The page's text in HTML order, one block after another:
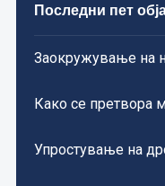
Последни пет
Заокружување на
Како се претвора
Упростување на